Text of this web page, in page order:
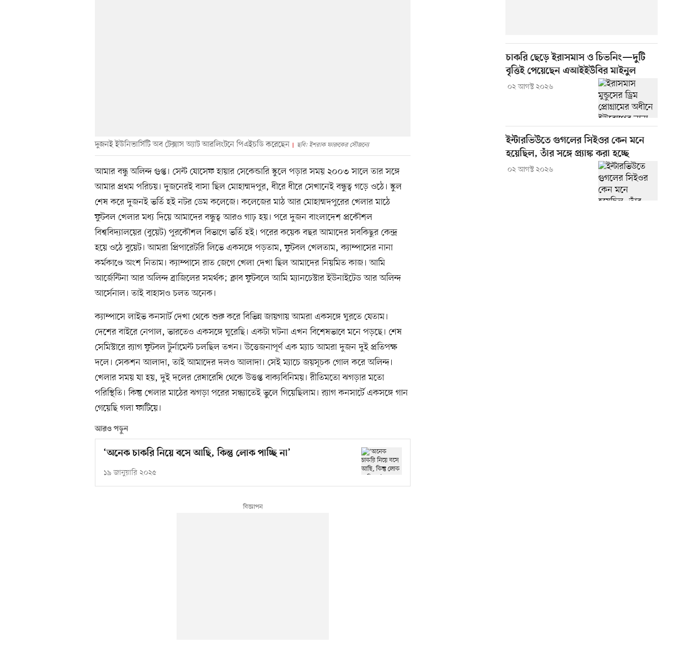
দুজনই ইউনিভার্সিটি অব টেক্সাস অ্যাট আরলিংটনে পিএইচডি করেছেন ছবি: ইশরাক ফারুকের সৌজন্যে
আমার বন্ধু অলিন্দ গুপ্ত। সেন্ট যোসেফ হায়ার সেকেন্ডারি স্কুলে পড়ার সময় ২০০৩ সালে তার সঙ্গে
আমার প্রথম পরিচয়। দুজনেরই বাসা ছিল মোহাম্মদপুর, ধীরে ধীরে সেখানেই বন্ধুত্ব গড়ে ওঠে। স্কুল
শেষ করে দুজনই ভর্তি হই নটর ডেম কলেজে। কলেজের মাঠ আর মোহাম্মদপুরের খেলার মাঠে
ফুটবল খেলার মধ্য দিয়ে আমাদের বন্ধুত্ব আরও গাঢ় হয়। পরে দুজন বাংলাদেশ প্রকৌশল
বিশ্ববিদ্যালয়ের (বুয়েট) পুরকৌশল বিভাগে ভর্তি হই। পরের কয়েক বছর আমাদের সবকিছুর কেন্দ্র
হয়ে ওঠে বুয়েট। আমরা প্রিপারেটরি লিভে একসঙ্গে পড়তাম, ফুটবল খেলতাম, ক্যাম্পাসের নানা
কর্মকাণ্ডে অংশ নিতাম। ক্যাম্পাসে রাত জেগে খেলা দেখা ছিল আমাদের নিয়মিত কাজ। আমি
আর্জেন্টিনা আর অলিন্দ ব্রাজিলের সমর্থক; ক্লাব ফুটবলে আমি ম্যানচেস্টার ইউনাইটেড আর অলিন্দ
আর্সেনাল। তাই বাহাসও চলত অনেক।
ক্যাম্পাসে লাইভ কনসার্ট দেখা থেকে শুরু করে বিভিন্ন জায়গায় আমরা একসঙ্গে ঘুরতে যেতাম।
দেশের বাইরে নেপাল, ভারতেও একসঙ্গে ঘুরেছি। একটা ঘটনা এখন বিশেষভাবে মনে পড়ছে। শেষ
সেমিস্টারে র‍্যাগ ফুটবল টুর্নামেন্ট চলছিল তখন। উত্তেজনাপূর্ণ এক ম্যাচ আমরা দুজন দুই প্রতিপক্ষ
দলে। সেকশন আলাদা, তাই আমাদের দলও আলাদা। সেই ম্যাচে জয়সূচক গোল করে অলিন্দ।
খেলার সময় যা হয়, দুই দলের রেষারেষি থেকে উত্তপ্ত বাক্যবিনিময়। রীতিমতো ঝগড়ার মতো
পরিস্থিতি। কিন্তু খেলার মাঠের ঝগড়া পরের সন্ধ্যাতেই ভুলে গিয়েছিলাম। র‍্যাগ কনসার্টে একসঙ্গে গান
গেয়েছি গলা ফাটিয়ে।
আরও পড়ুন
‘অনেক চাকরি নিয়ে বসে আছি, কিন্তু লোক পাচ্ছি না’
১৯ জানুয়ারি ২০২৫
চাকরি ছেড়ে ইরাসমাস ও চিভনিং—দুটি
বৃত্তিই পেয়েছেন এআইইউবির মাইনুল
০২ আগস্ট ২০২৬
ইন্টারভিউতে গুগলের সিইওর কেন মনে
হয়েছিল, তাঁর সঙ্গে প্র্যাঙ্ক করা হচ্ছে
০২ আগস্ট ২০২৬